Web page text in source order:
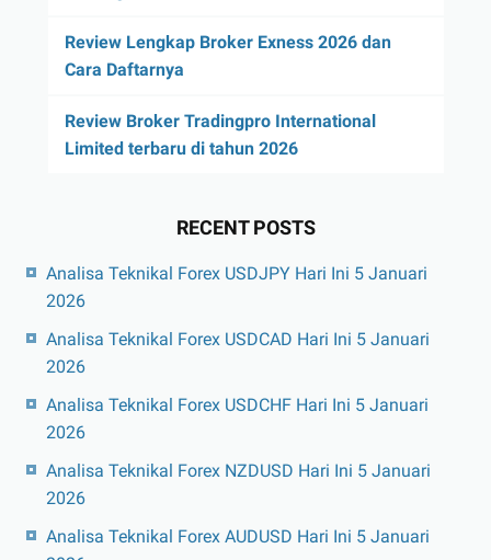
Review Lengkap Broker Exness 2026 dan
Cara Daftarnya
Review Broker Tradingpro International
Limited terbaru di tahun 2026
RECENT POSTS
Analisa Teknikal Forex USDJPY Hari Ini 5 Januari
2026
Analisa Teknikal Forex USDCAD Hari Ini 5 Januari
2026
Analisa Teknikal Forex USDCHF Hari Ini 5 Januari
2026
Analisa Teknikal Forex NZDUSD Hari Ini 5 Januari
2026
Analisa Teknikal Forex AUDUSD Hari Ini 5 Januari